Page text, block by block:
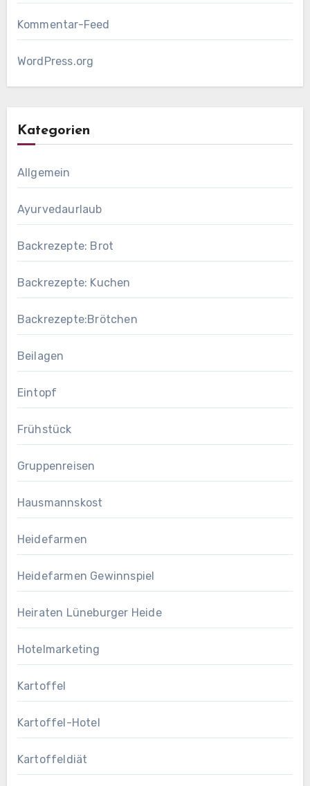
Kommentar-Feed
WordPress.org
Kategorien
Allgemein
Ayurvedaurlaub
Backrezepte: Brot
Backrezepte: Kuchen
Backrezepte:Brötchen
Beilagen
Eintopf
Frühstück
Gruppenreisen
Hausmannskost
Heidefarmen
Heidefarmen Gewinnspiel
Heiraten Lüneburger Heide
Hotelmarketing
Kartoffel
Kartoffel-Hotel
Kartoffeldiät